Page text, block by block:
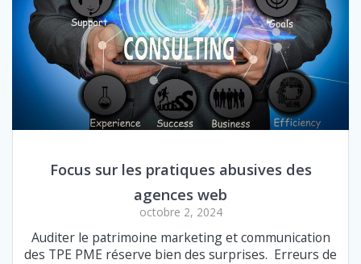
Focus sur les pratiques abusives des
agences web
octobre 2, 2024
Auditer le patrimoine marketing et communication
des TPE PME réserve bien des surprises. Erreurs de